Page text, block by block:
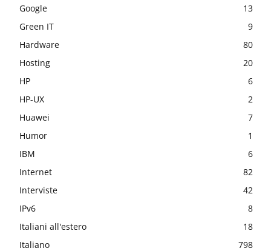
Google
13
Green IT
9
Hardware
80
Hosting
20
HP
6
HP-UX
2
Huawei
7
Humor
1
IBM
6
Internet
82
Interviste
42
IPv6
8
Italiani all'estero
18
Italiano
798